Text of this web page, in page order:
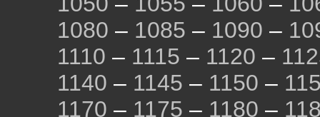
1080 – 1085 – 1090 –
1110 – 1115 – 1120 –
1140 – 1145 – 1150 –
1170 – 1175 – 1180 –